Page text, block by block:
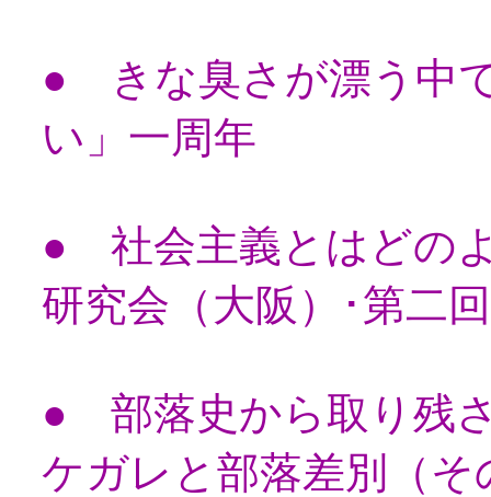
● きな臭さが漂う中
い」一周年
● 社会主義とはどの
研究会（大阪）･第二
● 部落史から取り
ケガレと部落差別（